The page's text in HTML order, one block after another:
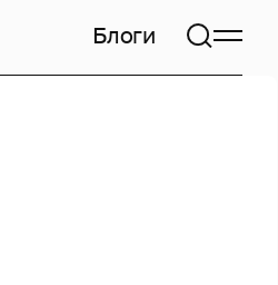
Блоги